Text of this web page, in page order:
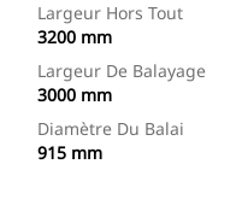
Largeur Hors Tout
3200 mm
Largeur De Balayage
3000 mm
Diamètre Du Balai
915 mm